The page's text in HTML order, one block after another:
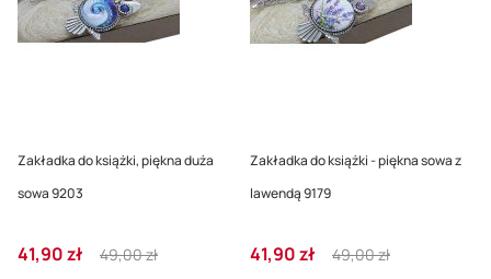
Zakładka do książki, piękna duża
sowa 9203
Cena
promocyjna
41,90 zł
Regular
Price
49,00 zł
Zakładka do książki - piękna sowa z
lawendą 9179
Cena
promocyjna
41,90 zł
Regular
Price
49,00 zł